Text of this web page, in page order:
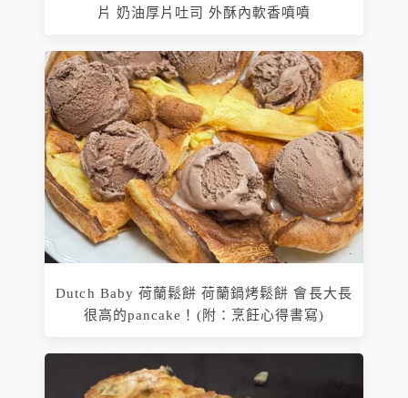
片 奶油厚片吐司 外酥內軟香噴噴
Dutch Baby 荷蘭鬆餅 荷蘭鍋烤鬆餅 會長大長
很高的pancake！(附：烹飪心得書寫)